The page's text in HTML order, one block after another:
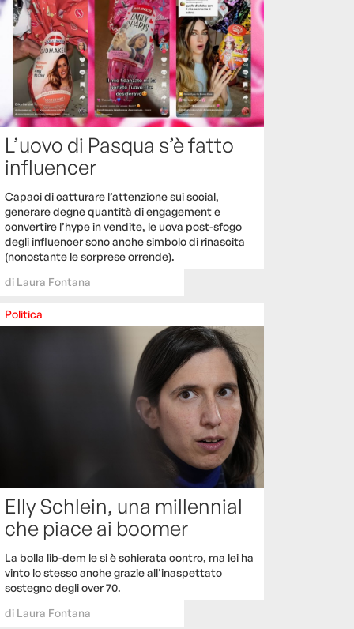
L’uovo di Pasqua s’è fatto
influencer
Capaci di catturare l’attenzione sui social,
generare degne quantità di engagement e
convertire l’hype in vendite, le uova post-sfogo
degli influencer sono anche simbolo di rinascita
(nonostante le sorprese orrende).
di Laura Fontana
Politica
Elly Schlein, una millennial
che piace ai boomer
La bolla lib-dem le si è schierata contro, ma lei ha
vinto lo stesso anche grazie all'inaspettato
sostegno degli over 70.
di Laura Fontana